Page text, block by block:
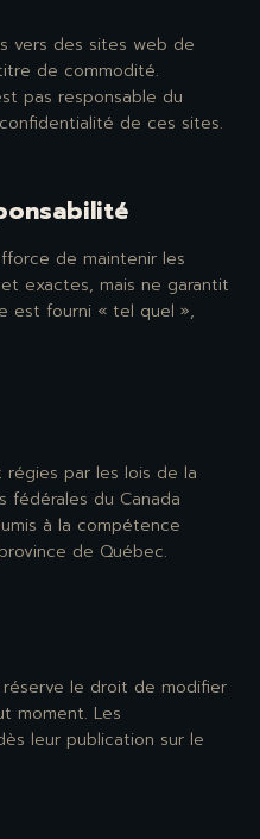
vers des sites web de
de commodité.
pas responsable du
de ces sites.
de maintenir les
exactes, mais ne garantit
est fourni « tel quel »,
par les lois de la
fédérales du Canada
à la compétence
de Québec.
réserve le droit de modifier
moment. Les
leur publication sur le